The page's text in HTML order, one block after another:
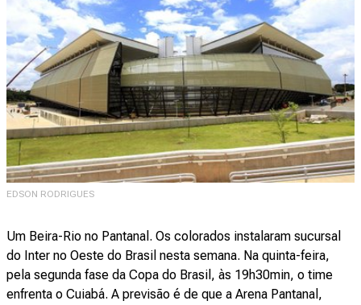
EDSON RODRIGUES
Um Beira-Rio no Pantanal. Os colorados instalaram sucursal
do Inter no Oeste do Brasil nesta semana. Na quinta-feira,
pela segunda fase da Copa do Brasil, às 19h30min, o time
enfrenta o Cuiabá. A previsão é de que a Arena Pantanal,